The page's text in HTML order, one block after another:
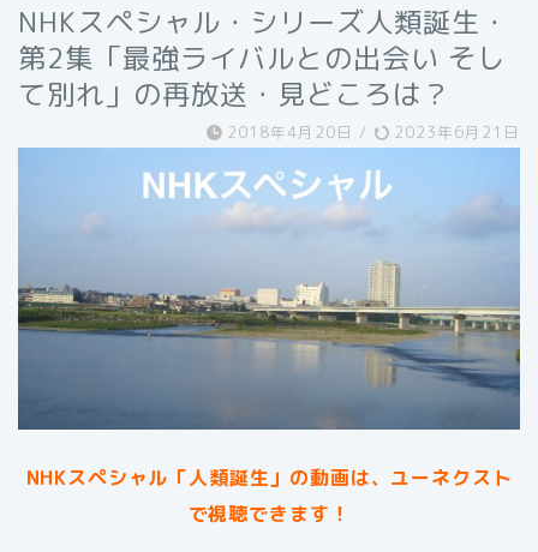
NHKスペシャル・シリーズ人類誕生・
第2集「最強ライバルとの出会い そし
て別れ」の再放送・見どころは？
2018年4月20日 / 2023年6月21日
NHKスペシャル「人類誕生」の動画は、ユーネクスト
で視聴できます！